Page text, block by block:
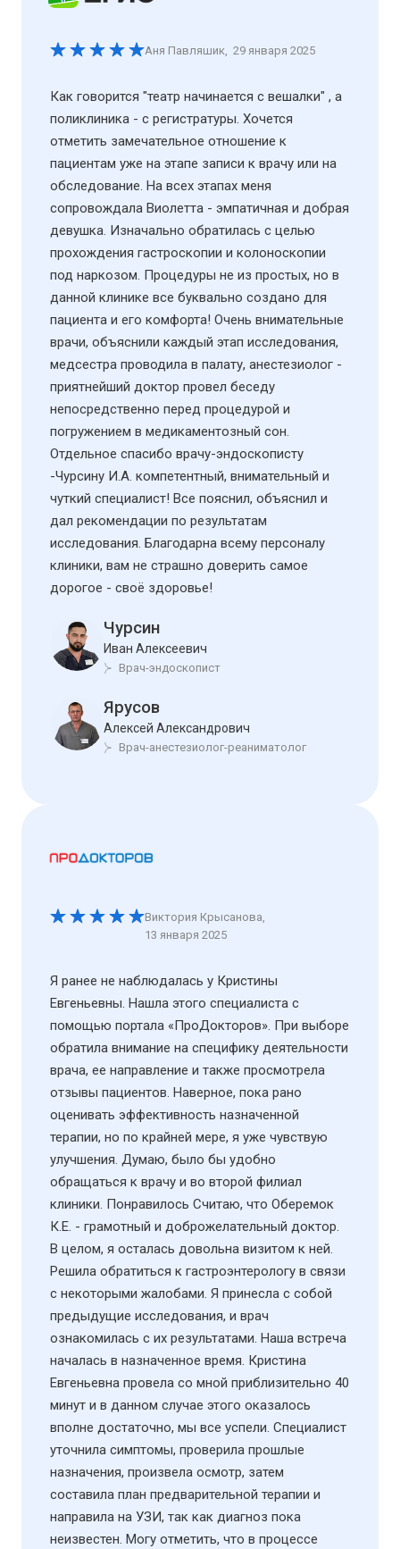
Аня Павляшик 29 января 2025
Как говорится "театр начинается с вешалки" , а
поликлиника - с регистратуры. Хочется
отметить замечательное отношение к
пациентам уже на этапе записи к врачу или на
обследование. На всех этапах меня
сопровождала Виолетта - эмпатичная и добрая
девушка. Изначально обратилась с целью
прохождения гастроскопии и колоноскопии
под наркозом. Процедуры не из простых, но в
данной клинике все буквально создано для
пациента и его комфорта! Очень внимательные
врачи, объяснили каждый этап исследования,
медсестра проводила в палату, анестезиолог -
приятнейший доктор провел беседу
непосредственно перед процедурой и
погружением в медикаментозный сон.
Отдельное спасибо врачу-эндоскописту
-Чурсину И.А. компетентный, внимательный и
чуткий специалист! Все пояснил, объяснил и
дал рекомендации по результатам
исследования. Благодарна всему персоналу
клиники, вам не страшно доверить самое
дорогое - своё здоровье!
Чурсин
Иван Алексеевич
Врач-эндоскопист
Ярусов
Алексей Александрович
Врач-анестезиолог-реаниматолог
Виктория Крысанова
13 января 2025
Я ранее не наблюдалась у Кристины
Евгеньевны. Нашла этого специалиста с
помощью портала «ПроДокторов». При выборе
обратила внимание на специфику деятельности
врача, ее направление и также просмотрела
отзывы пациентов. Наверное, пока рано
оценивать эффективность назначенной
терапии, но по крайней мере, я уже чувствую
улучшения. Думаю, было бы удобно
обращаться к врачу и во второй филиал
клиники. Понравилось Считаю, что Оберемок
К.Е. - грамотный и доброжелательный доктор.
В целом, я осталась довольна визитом к ней.
Решила обратиться к гастроэнтерологу в связи
с некоторыми жалобами. Я принесла с собой
предыдущие исследования, и врач
ознакомилась с их результатами. Наша встреча
началась в назначенное время. Кристина
Евгеньевна провела со мной приблизительно 40
минут и в данном случае этого оказалось
вполне достаточно, мы все успели. Специалист
уточнила симптомы, проверила прошлые
назначения, произвела осмотр, затем
составила план предварительной терапии и
направила на УЗИ​, так как диагноз пока
неизвестен. Могу отметить, что в процессе